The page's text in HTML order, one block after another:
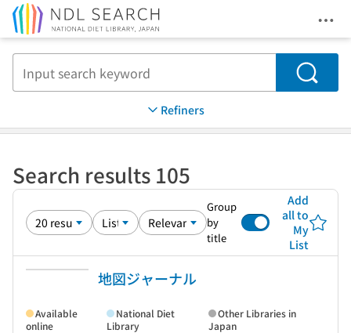
Search
Refiners
Search results 105
Group
by
title
Add
all to
My
List
地図ジャーナル
Available
online
National Diet
Library
Other Libraries in
Japan